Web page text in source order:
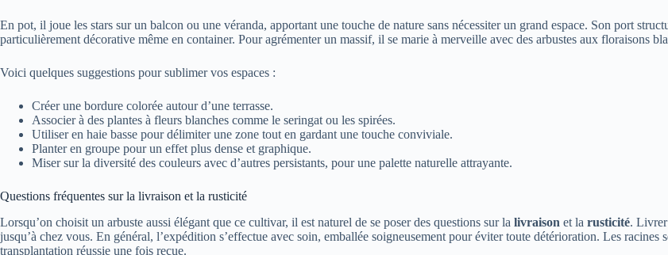
En pot, il joue les stars sur un balcon ou une véranda, apportant une touche de nature sans nécessiter un grand espace. Son port
particulièrement décorative même en container. Pour agrémenter un massif, il se marie à merveille avec des arbustes aux floraisons
Voici quelques suggestions pour sublimer vos espaces :
Créer une bordure colorée autour d’une terrasse.
Associer à des plantes à fleurs blanches comme le seringat ou les spirées.
Utiliser en haie basse pour délimiter une zone tout en gardant une touche conviviale.
Planter en groupe pour un effet plus dense et graphique.
Miser sur la diversité des couleurs avec d’autres persistants, pour une palette naturelle attrayante.
Questions fréquentes sur la livraison et la rusticité
Lorsqu’on choisit un arbuste aussi élégant que ce cultivar, il est naturel de se poser des questions sur la livraison et la rusticité. Livrer
jusqu’à chez vous. En général, l’expédition s’effectue avec soin, emballée soigneusement pour éviter toute détérioration. Les
transplantation réussie une fois reçue.